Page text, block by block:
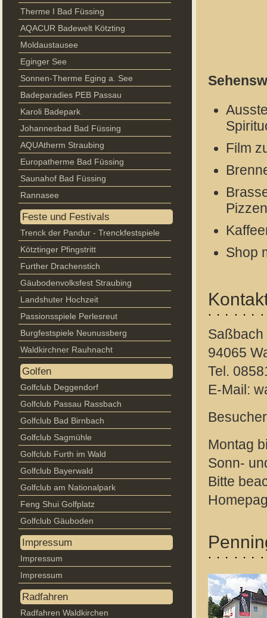
Therme I Bad Füssing
AQACUR Badewelt Kötzting
Moldaustausee
Eginger See
Sonnen-Therme Eging a. See
Badeparadies PEB Passau
Karoli Badepark
Johannesbad Bad Füssing
AQUAtherm Straubing
Europatherme Bad Füssing
Saunahof Bad Füssing
Rannasee
Feste und Festivals
Trenck der Pandur - Trenckfestspiele
Kötztinger Pfingstritt
Further Drachenstich
Gäubodenvolksfest Straubing
Landshuter Hochzeit
Passionsspiele Perlesreut
Burgfestspiele Neunussberg
Waldkirchner Rauhnacht
Golfen
Golfclub Deggendorf
Golfclub Passau Rassbach
Golfclub Bad Birnbach
Golfclub Sagmühle
Golfclub Furth im Wald
Golfclub Bayerwald
Golfclub am Nationalpark
Feng Shui Golfplatz
Golfclub Gäuboden
Impressum
Impressum
Impressum
Radfahren
Radfahren Waldkirchen
Film
Shop
Saßbach
94065
Tel.
E-Mail:
Montag
Sonn-
Bitte